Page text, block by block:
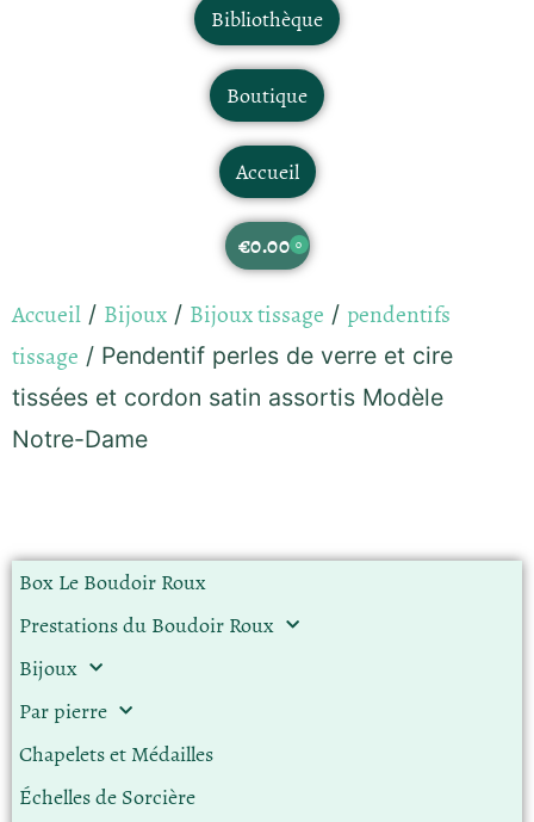
Bibliothèque
Boutique
Accueil
€0.00 0
Accueil / Bijoux / Bijoux tissage / pendentifs
tissage / Pendentif perles de verre et cire
tissées et cordon satin assortis Modèle
Notre-Dame
Box Le Boudoir Roux
Prestations du Boudoir Roux
Bijoux
Par pierre
Chapelets et Médailles
Échelles de Sorcière